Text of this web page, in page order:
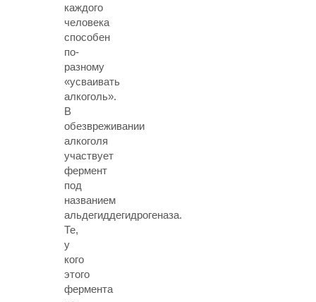
каждого
человека
способен
по-
разному
«усваивать
алкоголь».
В
обезвреживании
алкоголя
участвует
фермент
под
названием
альдегиддегидрогеназа.
Те,
у
кого
этого
фермента